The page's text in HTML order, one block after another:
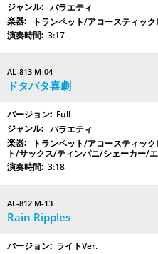
バラエティ
トランペット/アコースティッ
3:17
AL-813 M-04
ドタバタ喜劇
Full
バラエティ
トランペット/アコースティッ
ト/サックス/ティンパニ/シェーカー/
3:18
AL-812 M-13
Rain Ripples
ライトVer.